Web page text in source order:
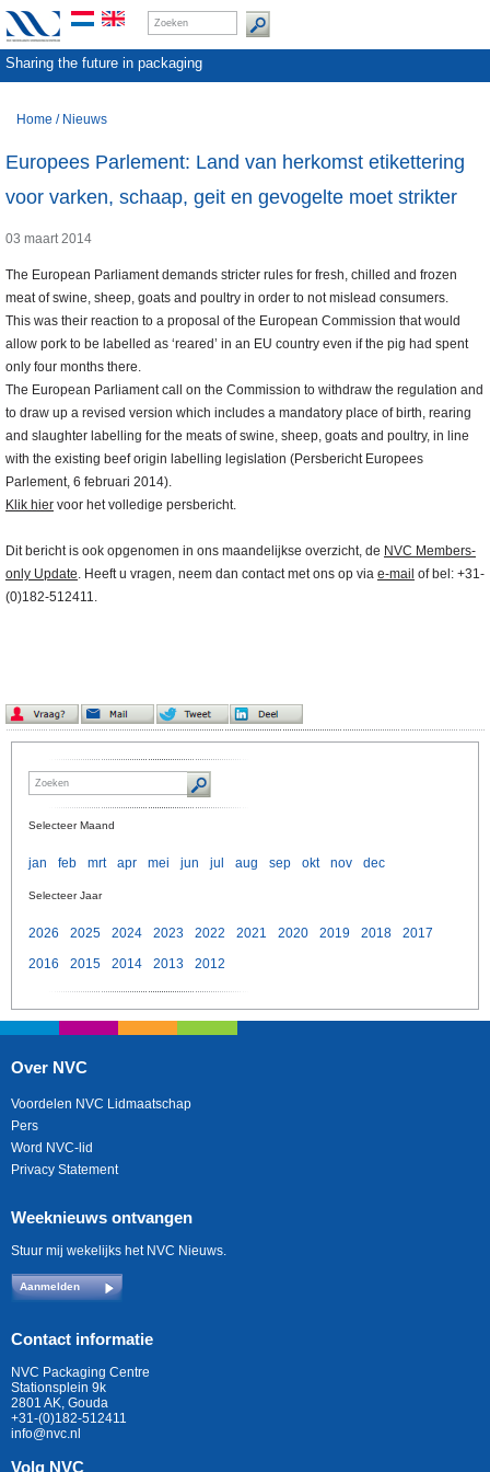
Sharing the future in packaging
Home / Nieuws
Europees Parlement: Land van herkomst etikettering
voor varken, schaap, geit en gevogelte moet strikter
03 maart 2014
The European Parliament demands stricter rules for fresh, chilled and frozen
meat of swine, sheep, goats and poultry in order to not mislead consumers.
This was their reaction to a proposal of the European Commission that would
allow pork to be labelled as ‘reared’ in an EU country even if the pig had spent
only four months there.
The European Parliament call on the Commission to withdraw the regulation and
to draw up a revised version which includes a mandatory place of birth, rearing
and slaughter labelling for the meats of swine, sheep, goats and poultry, in line
with the existing beef origin labelling legislation (Persbericht Europees
Parlement, 6 februari 2014).
Klik hier voor het volledige persbericht.
Dit bericht is ook opgenomen in ons maandelijkse overzicht, de NVC Members-
only Update. Heeft u vragen, neem dan contact met ons op via e-mail of bel: +31-
(0)182-512411.
Selecteer Maand
jan feb mrt apr mei jun jul aug sep okt nov dec
Selecteer Jaar
2026 2025 2024 2023 2022 2021 2020 2019 2018
2017
2016
2015 2014 2013 2012
Over NVC
Voordelen NVC Lidmaatschap
Pers
Word NVC-lid
Privacy Statement
Weeknieuws ontvangen
Stuur mij wekelijks het NVC Nieuws.
Aanmelden
Contact informatie
NVC Packaging Centre
Stationsplein 9k
2801 AK, Gouda
+31-(0)182-512411
info@nvc.nl
Volg NVC